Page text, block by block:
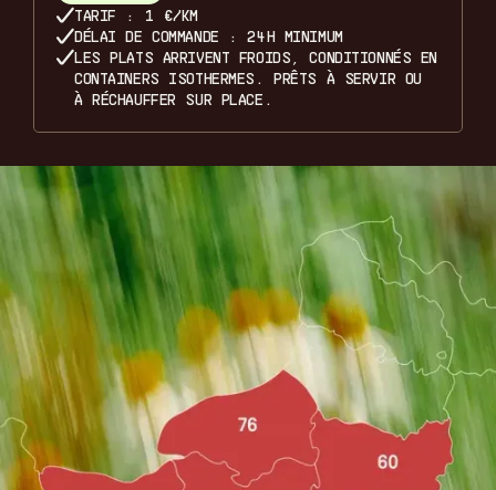
TARIF : 1 €/KM
DÉLAI DE COMMANDE : 24H MINIMUM
LES PLATS ARRIVENT FROIDS, CONDITIONNÉS EN
CONTAINERS ISOTHERMES. PRÊTS À SERVIR OU
À RÉCHAUFFER SUR PLACE.